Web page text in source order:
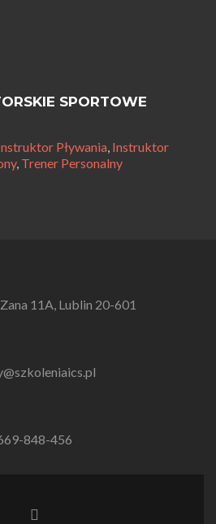
SPORTOWE
Pływania, Instruktor
, Trener Personalny
11A, Lublin 20-601
848-456
Link